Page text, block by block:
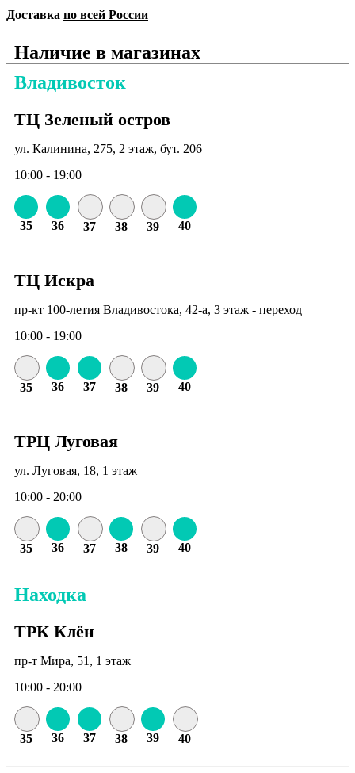
Доставка по всей России
Наличие в магазинах
Владивосток
ТЦ Зеленый остров
ул. Калинина, 275, 2 этаж, бут. 206
10:00 - 19:00
35 36 37 38 39 40
ТЦ Искра
пр-кт 100-летия Владивостока, 42-а, 3 этаж - переход
10:00 - 19:00
35 36 37 38 39 40
ТРЦ Луговая
ул. Луговая, 18, 1 этаж
10:00 - 20:00
35 36 37 38 39 40
Находка
ТРК Клён
пр-т Мира, 51, 1 этаж
10:00 - 20:00
35 36 37 38 39 40